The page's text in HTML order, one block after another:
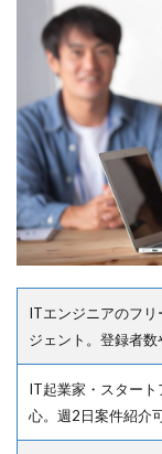
ITエンジニアのフ
ジェント。登録者数
IT起業家・スター
心。週2日案件紹介